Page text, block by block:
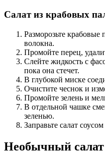
Салат из крабовых
Разморозьте крабовые
волокна.
Промойте перец,
Слейте жидкость с
пока она стечет.
В глубокой миске
Очистите чеснок и
Промойте зелень и
В отдельной чашке
зеленью.
Заправьте салат
Необычный